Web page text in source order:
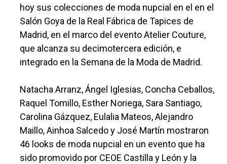
hoy sus colecciones de moda nupcial en el en el
Salón Goya de la Real Fábrica de Tapices de
Madrid, en el marco del evento Atelier Couture,
que alcanza su decimotercera edición, e
integrado en la Semana de la Moda de Madrid.
Natacha Arranz, Ángel Iglesias, Concha Ceballos,
Raquel Tomillo, Esther Noriega, Sara Santiago,
Carolina Gázquez, Eulalia Mateos, Alejandro
Maillo, Ainhoa Salcedo y José Martín mostraron
46 looks de moda nupcial en un evento que ha
sido promovido por CEOE Castilla y León y la